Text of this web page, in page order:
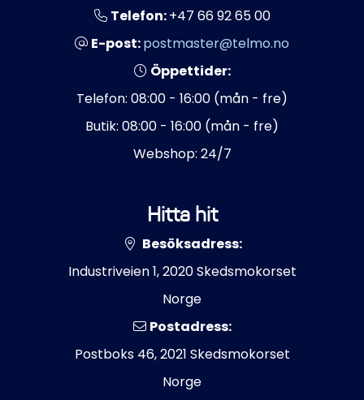
Telefon:+47 66 92 65 00
E-post:postmaster@telmo.no
Öppettider:
Telefon: 08:00 - 16:00 (mån - fre)
Butik: 08:00 - 16:00 (mån - fre)
Webshop: 24/7
Hitta hit
Besöksadress:
Industriveien 1, 2020 Skedsmokorset
Norge
Postadress:
Postboks 46, 2021 Skedsmokorset
Norge